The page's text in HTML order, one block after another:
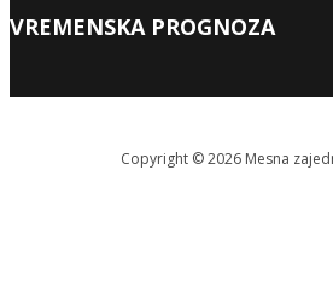
VREMENSKA PROGNOZA
Copyright © 2026 Меsna